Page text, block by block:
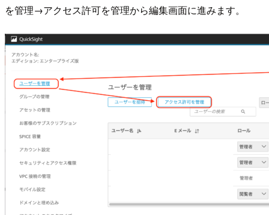
を管理→アクセス許可を管理から編集画面に進みます。